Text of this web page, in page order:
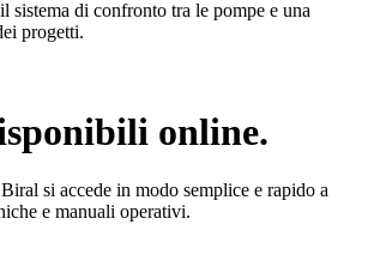
sistema di confronto tra le pompe e una
progetti.
online.
si accede in modo semplice e rapido a
e manuali operativi.